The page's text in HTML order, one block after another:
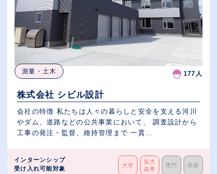
測量・土木 177人
株式会社 シビル設計
会社の特徴 私たちは人々の暮らしと安全を支える河川
やダム、道路などの公共事業において、 調査設計から
工事の発注・監督、維持管理まで 一貫...
インターンシップ
受け入れ可能対象
大学
短大
高専
専門 高校